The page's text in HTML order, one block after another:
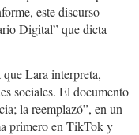
este discurso
Digital” que dicta
Lara interpreta,
sociales. El documento
la reemplazó”, en un
primero en TikTok y